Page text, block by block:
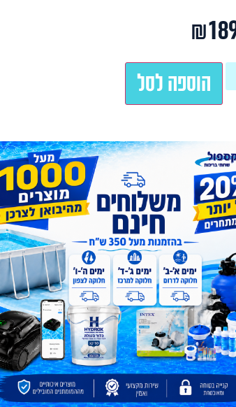
₪
הוספה לסל